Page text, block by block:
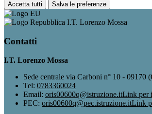
Accetta tutti Salva le preferenze
I.T. Lorenzo Mossa
Contatti
I.T. Lorenzo Mossa
Sede centrale via Carboni n° 10 - 09170
Tel: 0783360024
Email: oris00600q@istruzione.itLink per
PEC: oris00600q@pec.istruzione.itLink